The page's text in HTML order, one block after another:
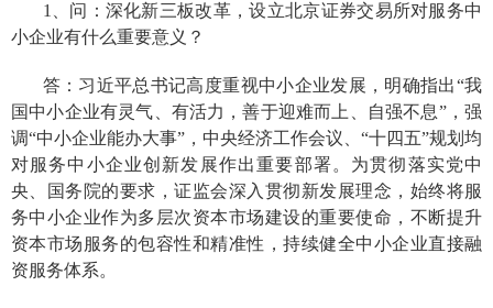
1、问：深化新三板改革 ，设立北京证券交易所对服务中
小企业有什么重要意义？
答： 习近平总书记高度重视中小企业发展，明确指出“我
国中小企业有灵气、有活力，善于迎难而上、自强不息”，强
调“中小企业能办大事”，中央经济工作会议、“十四五”规划均
对服务中小企业创新发展作出重要部署。为贯彻落实党中
央、国务院的要求，证监会深入贯彻新发展理念， 始终将服
务中小企业作为多层次资本市场建设的重要使命， 不断提升
资本市场服务的包容性和精准性，持续健全中小企业直接融
资服务体系。